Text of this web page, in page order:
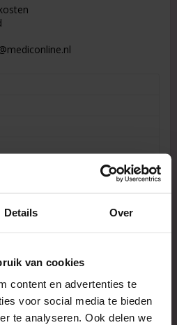
Details Over
van cookies
content en advertenties te
voor social media te bieden
te analyseren. Ook delen we
hebben strepen in de kleuren
kousen die niet te
(kniehoge) sokken.
21 mmHg en de kousen zijn